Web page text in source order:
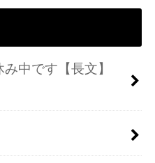
中です【長文】